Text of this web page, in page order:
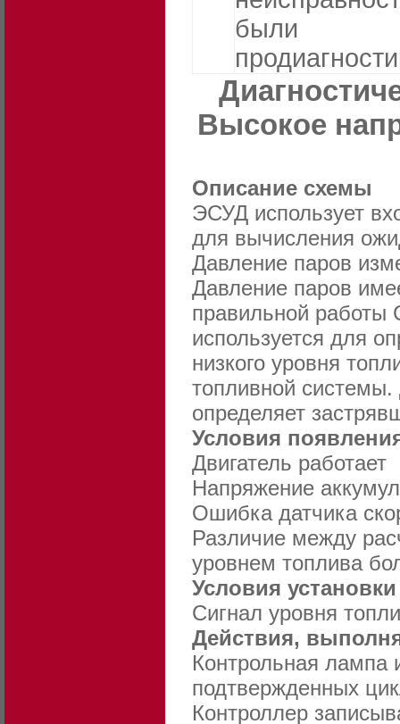
были
Высокое
Описание схемы
ЭСУД использует
для вычисления
Давление паров
Давление паров
правильной работы
используется для
низкого уровня
топливной системы.
определяет
Условия
Двигатель работает
Напряжение
Ошибка датчика
Различие между
уровнем топлива
Условия
Сигнал уровня
Действия,
Контрольная лампа
подтвержденных
Контроллер